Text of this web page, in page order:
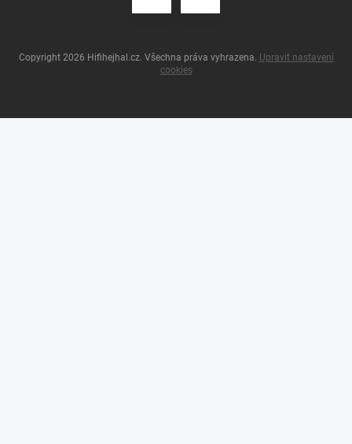
Copyright 2026 Hifihejhal.cz. Všechna práva vyhrazena. Upravit nastavení
cookies